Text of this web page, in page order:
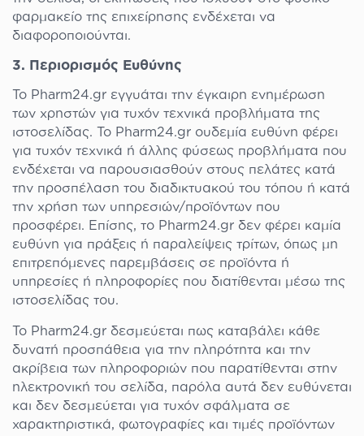
φαρμακείο της επιχείρησης ενδέχεται να
διαφοροποιούνται.
3. Περιορισμός Ευθύνης
Το Pharm24.gr εγγυάται την έγκαιρη ενημέρωση
των χρηστών για τυχόν τεχνικά προβλήματα της
ιστοσελίδας. Το Pharm24.gr ουδεμία ευθύνη φέρει
για τυχόν τεχνικά ή άλλης φύσεως προβλήματα που
ενδέχεται να παρουσιασθούν στους πελάτες κατά
την προσπέλαση του διαδικτυακού του τόπου ή κατά
την χρήση των υπηρεσιών/προϊόντων που
προσφέρει. Επίσης, το Pharm24.gr δεν φέρει καμία
ευθύνη για πράξεις ή παραλείψεις τρίτων, όπως μη
επιτρεπόμενες παρεμβάσεις σε προϊόντα ή
υπηρεσίες ή πληροφορίες που διατίθενται μέσω της
ιστοσελίδας του.
Το Pharm24.gr δεσμεύεται πως καταβάλει κάθε
δυνατή προσπάθεια για την πληρότητα και την
ακρίβεια των πληροφοριών που παρατίθενται στην
ηλεκτρονική του σελίδα, παρόλα αυτά δεν ευθύνεται
και δεν δεσμεύεται για τυχόν σφάλματα σε
χαρακτηριστικά, φωτογραφίες και τιμές προϊόντων